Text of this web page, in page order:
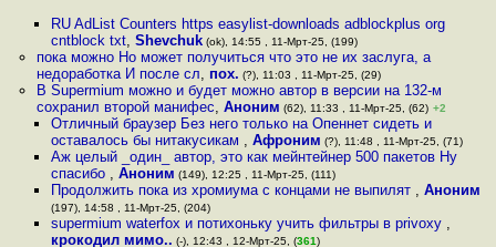
RU AdList Counters https easylist-downloads adblockplus org
cntblock txt, Shevchuk(ok), 14:55 , 11-Мрт-25, (199)
пока можно Но может получиться что это не их заслуга, а
недоработка И после сл, пох. (?), 11:03 , 11-Мрт-25, (29)
В Supermium можно и будет можно автор в версии на 132-м
сохранил второй манифес, Аноним (62), 11:33 , 11-Мрт-25, (62) +2
Отличный браузер Без него только на Опеннет сидеть и
оставалось бы нитакусикам , Афроним (?), 11:48 , 11-Мрт-25, (71)
Аж целый _один_ автор, это как мейнтейнер 500 пакетов Ну
спасибо , Аноним (149), 12:25 , 11-Мрт-25, (111)
Продолжить пока из хромиума с концами не выпилят , Аноним
(197), 14:58 , 11-Мрт-25, (204)
supermium waterfox и потихоньку учить фильтры в privoxy ,
крокодил мимо.. (-), 12:43 , 12-Мрт-25, (361)